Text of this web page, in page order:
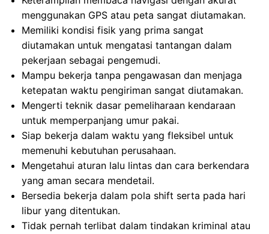
menggunakan GPS atau peta sangat diutamakan.
Memiliki kondisi fisik yang prima sangat
diutamakan untuk mengatasi tantangan dalam
pekerjaan sebagai pengemudi.
Mampu bekerja tanpa pengawasan dan menjaga
ketepatan waktu pengiriman sangat diutamakan.
Mengerti teknik dasar pemeliharaan kendaraan
untuk memperpanjang umur pakai.
Siap bekerja dalam waktu yang fleksibel untuk
memenuhi kebutuhan perusahaan.
Mengetahui aturan lalu lintas dan cara berkendara
yang aman secara mendetail.
Bersedia bekerja dalam pola shift serta pada hari
libur yang ditentukan.
Tidak pernah terlibat dalam tindakan kriminal atau